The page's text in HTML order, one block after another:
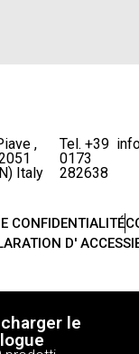
,
Italy
Tel. +39
0173
282638
CONFIDENTIALITÉ
D'
le